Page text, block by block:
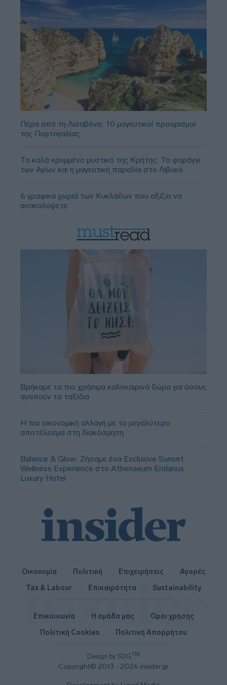
Πέρα από τη Λισαβόνα: 10 μαγευτικοί προορισμοί
της Πορτογαλίας
Το καλά κρυμμένο μυστικό της Κρήτης: Το φαράγγι
των Αγίων και η μαγευτική παραλία στο Λιβυκό
6 γραφικά χωριά των Κυκλάδων που αξίζει να
ανακαλύψετε
Βρήκαμε τα πιο χρήσιμα καλοκαιρινά δώρα για όσους
αγαπούν τα ταξίδια
Η πιο οικονομική αλλαγή με το μεγαλύτερο
αποτέλεσμα στη διακόσμηση
Balance & Glow: Ζήσαμε ένα Exclusive Sunset
Wellness Experience στο Athenaeum Eridanus
Luxury Hotel
Οικονομία Πολιτική Επιχειρήσεις
Αγορές
Tax & Labour
Επικαιρότητα Sustainability
Design by SDGTM
Copyright© 2013 - 2026 insider.gr
Επικοινωνία Η ομάδα μας
Όροι χρήσης
Πολιτική Cookies
Πολιτική Απορρήτου